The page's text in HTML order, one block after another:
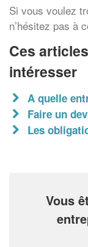
Si vous voulez
n’hésitez pas à
Ces
intéresser
A quelle
Faire un
Les
Vous
✕